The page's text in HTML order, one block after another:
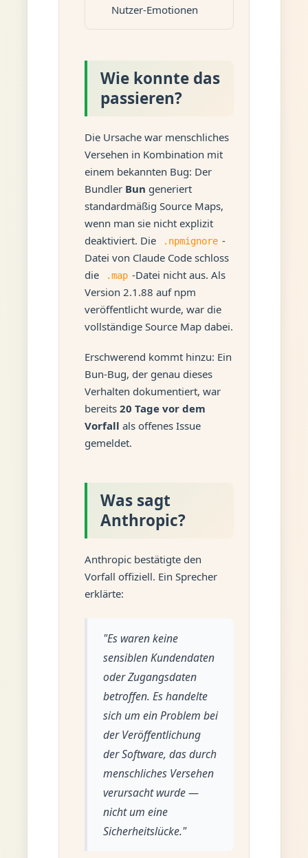
Nutzer-Emotionen
Wie konnte das
passieren?
Die Ursache war menschliches
Versehen in Kombination mit
einem bekannten Bug: Der
Bundler Bun generiert
standardmäßig Source Maps,
wenn man sie nicht explizit
deaktiviert. Die
.npmignore -
Datei von Claude Code schloss
die
.map -Datei nicht aus. Als
Version 2.1.88 auf npm
veröffentlicht wurde, war die
vollständige Source Map dabei.
Erschwerend kommt hinzu: Ein
Bun-Bug, der genau dieses
Verhalten dokumentiert, war
bereits20 Tage vor dem
Vorfall als offenes Issue
gemeldet.
Was sagt
Anthropic?
Anthropic bestätigte den
Vorfall offiziell. Ein Sprecher
erklärte:
"Es waren keine
sensiblen Kundendaten
oder Zugangsdaten
betroffen. Es handelte
sich um ein Problem bei
der Veröffentlichung
der Software, das durch
menschliches Versehen
verursacht wurde —
nicht um eine
Sicherheitslücke."